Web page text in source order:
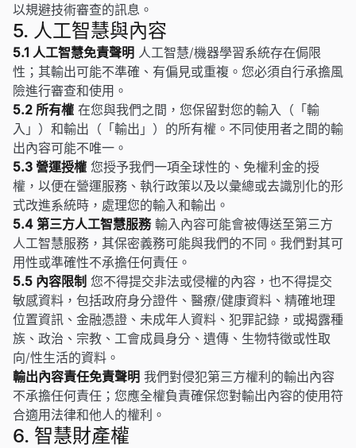
以規避技術審查的訊息。
5. 人工智慧與內容
5.1 人工智慧免責聲明 人工智慧/機器學習系統存在侷限
性；其輸出可能不準確、有偏見或重複。您必須自行承擔風
險進行審查和使用。
5.2 所有權 在您與我們之間，您保留對您的輸入（「輸
入」）和輸出（「輸出」）的所有權。不同使用者之間的輸
出內容可能不唯一。
5.3 營運授權 您授予我們一項全球性的、免權利金的授
權，以便在營運服務、執行政策以及以彙總或去識別化的形
式改進系統時，處理您的輸入和輸出。
5.4 第三方人工智慧服務 輸入內容可能會被傳送至第三方
人工智慧服務，其保密義務可能與我們的不同。我們對其可
用性或準確性不承擔任何責任。
5.5 內容限制 您不得提交非法或侵權的內容，也不得提交
敏感資料，包括政府身分證件、醫療/健康資料、精確地理
位置資訊、金融憑證、未成年人資料、犯罪記錄，或揭露種
族、政治、宗教、工會成員身分、遺傳、生物特徵或性取
向/性生活的資料。
輸出內容責任免責聲明 我們對侵犯第三方權利的輸出內容
不承擔任何責任；您應全權負責確保您對輸出內容的使用符
合適用法律和他人的權利。
6. 智慧財產權